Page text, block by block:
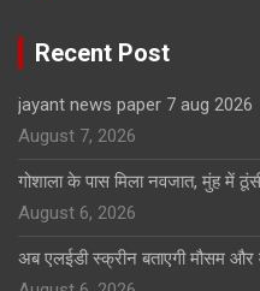
Recent Post
jayant news paper 7 aug 2026
August 7, 2026
गोशाला के पास मिला नवजात, मुंह में
August 6, 2026
अब एलईडी स्क्रीन बताएगी मौसम और